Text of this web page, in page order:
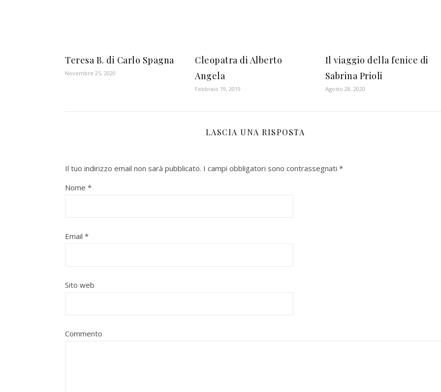
Teresa B. di Carlo Spagna
Novembre 25, 2020
Cleopatra di Alberto
Angela
Febbraio 19, 2019
Il viaggio della fenice di
Sabrina Prioli
Agosto 28, 2020
LASCIA UNA RISPOSTA
Il tuo indirizzo email non sarà pubblicato. I campi obbligatori sono contrassegnati *
Nome *
Email *
Sito web
Commento